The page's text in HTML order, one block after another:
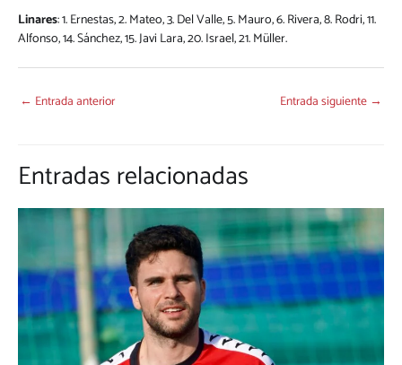
Linares: 1. Ernestas, 2. Mateo, 3. Del Valle, 5. Mauro, 6. Rivera, 8. Rodri, 11.
Alfonso, 14. Sánchez, 15. Javi Lara, 20. Israel, 21. Müller.
← Entrada anterior Entrada siguiente →
Entradas relacionadas